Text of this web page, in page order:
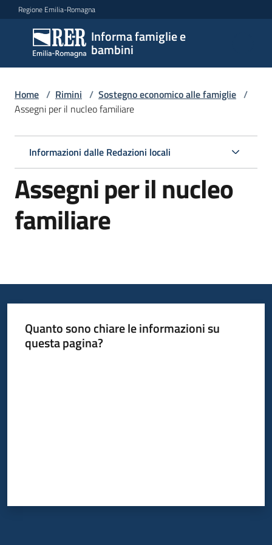
Vai al contenuto
Vai alla navigazione
Vai al footer
Regione Emilia-Romagna
Informa famiglie e
bambini
Informa
famiglie
e
bambini
Argomenti
Servizi
Centri
locali
Home / Rimini / Sostegno economico alle famiglie /
Assegni per il nucleo familiare
Informazioni dalle Redazioni locali
Assegni per il nucleo
familiare
Quanto sono chiare le informazioni su
questa pagina?